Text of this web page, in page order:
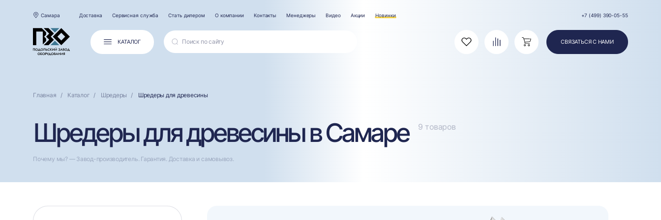
Самара Доставка Сервисная служба Стать дилером О компании Контакты Менеджеры Видео Акции Новинки +7 (499) 390-05-55
КАТАЛОГ Избранное СравнениеКорзина СВЯЗАТЬСЯ С НАМИ
Главная Каталог Шредеры Шредеры для древесины
Шредеры для древесины в Самаре 9 товаров
Почему мы? — Завод-производитель. Гарантия. Доставка и самовывоз.